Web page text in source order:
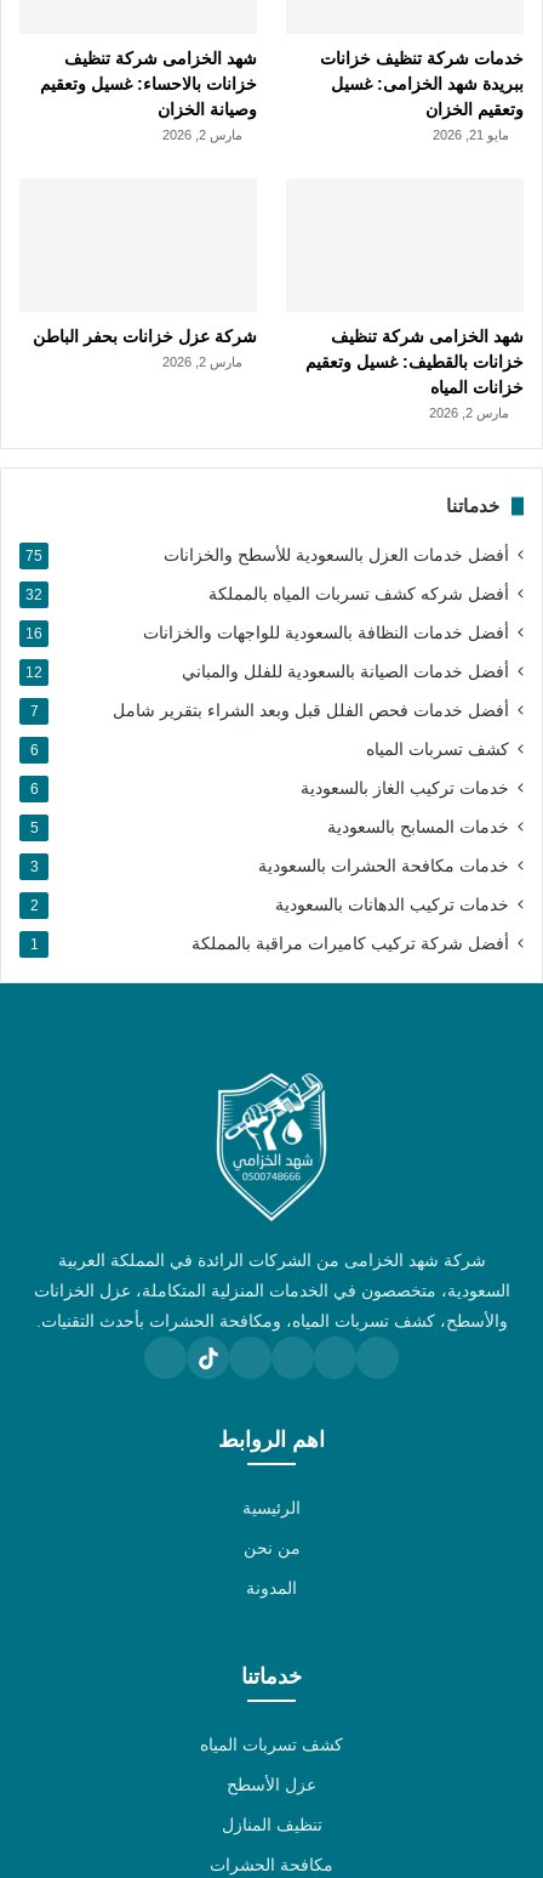
خدمات شركة تنظيف خزانات
ببريدة شهد الخزامى: غسيل
وتعقيم الخزان
مايو 21, 2026
شهد الخزامى شركة تنظيف
خزانات بالاحساء: غسيل وتعقيم
وصيانة الخزان
مارس 2, 2026
شهد الخزامى شركة تنظيف
خزانات بالقطيف: غسيل وتعقيم
خزانات المياه
مارس 2, 2026
شركة عزل خزانات بحفر الباطن
مارس 2, 2026
خدماتنا
أفضل خدمات العزل بالسعودية للأسطح والخزانات 75
أفضل شركه كشف تسربات المياه بالمملكة 32
أفضل خدمات النظافة بالسعودية للواجهات والخزانات 16
أفضل خدمات الصيانة بالسعودية للفلل والمباني 12
أفضل خدمات فحص الفلل قبل وبعد الشراء بتقرير شامل 7
كشف تسربات المياه 6
خدمات تركيب الغاز بالسعودية 6
خدمات المسابح بالسعودية 5
خدمات مكافحة الحشرات بالسعودية 3
خدمات تركيب الدهانات بالسعودية 2
أفضل شركة تركيب كاميرات مراقبة بالمملكة​ 1
شركة شهد الخزامى من الشركات الرائدة في المملكة العربية
السعودية، متخصصون في الخدمات المنزلية المتكاملة، عزل الخزانات
والأسطح، كشف تسربات المياه، ومكافحة الحشرات بأحدث التقنيات.
اهم الروابط
الرئيسية
من نحن
المدونة
خدماتنا
كشف تسربات المياه
عزل الأسطح
تنظيف المنازل
مكافحة الحشرات